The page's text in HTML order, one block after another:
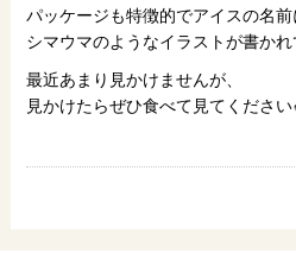
パッケージも特徴的でアイスの名
シマウマのようなイラストが書か
最近あまり見かけませんが、
見かけたらぜひ食べて見てください